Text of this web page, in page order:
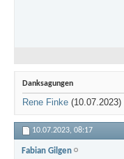
Danksagungen
Rene Finke (10.07.2023)
10.07.2023, 08:17
Fabian Gilgen